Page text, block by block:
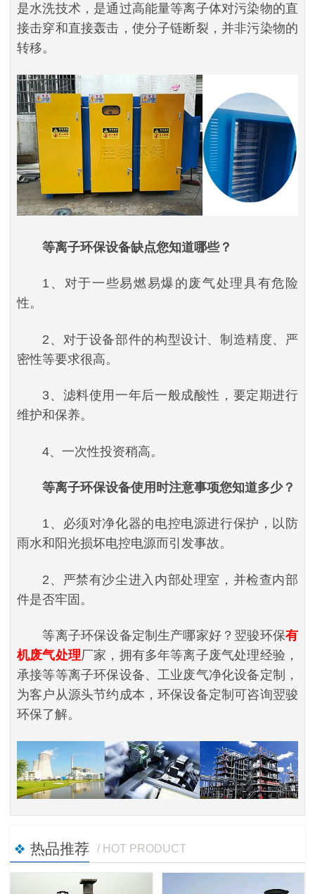
是水洗技术，是通过高能量等离子体对污染物的直
接击穿和直接轰击，使分子链断裂，并非污染物的
转移。
等离子环保设备缺点您知道哪些？
1、对于一些易燃易爆的废气处理具有危险
性。
2、对于设备部件的构型设计、制造精度、严
密性等要求很高。
3、滤料使用一年后一般成酸性，要定期进行
维护和保养。
4、一次性投资稍高。
等离子环保设备使用时注意事项您知道多少？
1、必须对净化器的电控电源进行保护，以防
雨水和阳光损坏电控电源而引发事故。
2、严禁有沙尘进入内部处理室，并检查内部
件是否牢固。
等离子环保设备定制生产哪家好？翌骏环保有
机废气处理厂家，拥有多年等离子废气处理经验，
承接等等离子环保设备、工业废气净化设备定制，
为客户从源头节约成本，环保设备定制可咨询翌骏
环保了解。
热品推荐 / HOT PRODUCT